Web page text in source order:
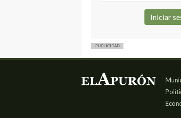
PUBLICIDAD